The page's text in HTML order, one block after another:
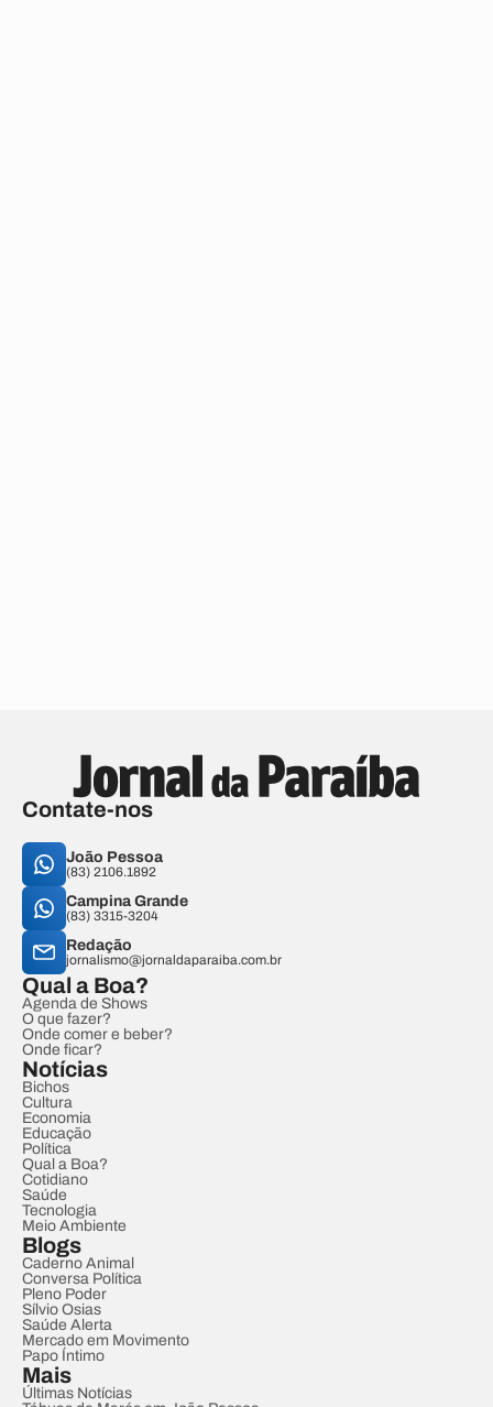
Contate-nos
João Pessoa
(83) 2106.1892
Campina Grande
(83) 3315-3204
Redação
jornalismo@jornaldaparaiba.com.br
Qual a Boa?
Agenda de Shows
O que fazer?
Onde comer e beber?
Onde ficar?
Notícias
Bichos
Cultura
Economia
Educação
Política
Qual a Boa?
Cotidiano
Saúde
Tecnologia
Meio Ambiente
Blogs
Caderno Animal
Conversa Política
Pleno Poder
Sílvio Osias
Saúde Alerta
Mercado em Movimento
Papo Íntimo
Mais
Últimas Notícias